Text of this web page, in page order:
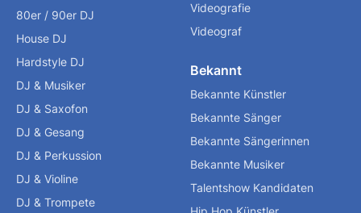
80er / 90er DJ
House DJ
Hardstyle DJ
DJ & Musiker
DJ & Saxofon
DJ & Gesang
DJ & Perkussion
DJ & Violine
DJ & Trompete
Videografie
Videograf
Bekannt
Bekannte Künstler
Bekannte Sänger
Bekannte Sängerinnen
Bekannte Musiker
Talentshow Kandidaten